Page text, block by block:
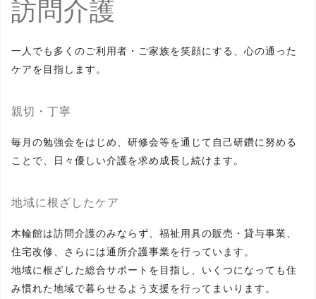
訪問介護
一人でも多くのご利用者・ご家族を笑顔にする、心の通った
ケアを目指します。
親切・丁寧
毎月の勉強会をはじめ、研修会等を通じて自己研鑽に努める
ことで、日々優しい介護を求め成長し続けます。
地域に根ざしたケア
木輪館は訪問介護のみならず、福祉用具の販売・貸与事業、
住宅改修、さらには通所介護事業を行っています。
地域に根ざした総合サポートを目指し、いくつになっても住
み慣れた地域で暮らせるよう支援を行ってまいります。